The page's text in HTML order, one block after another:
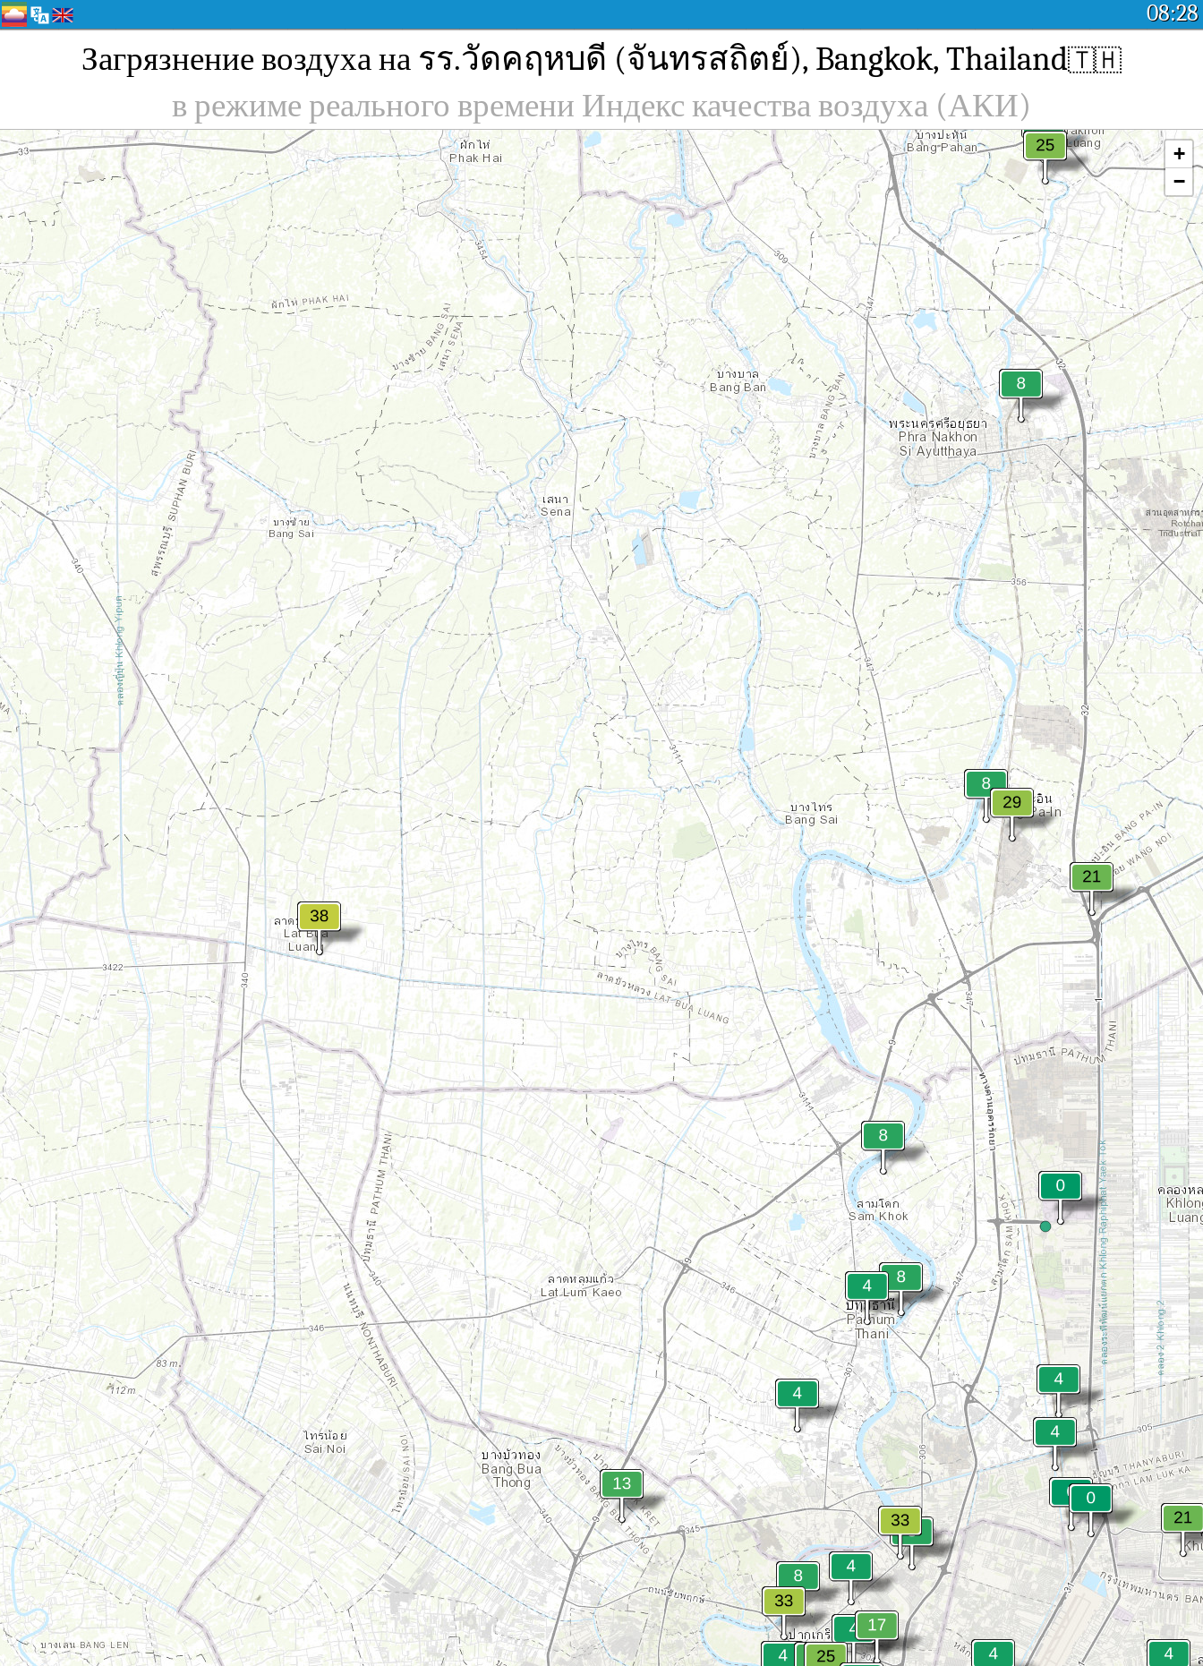
08:28
Загрязнение воздуха на รร.วัดคฤหบดี (จันทรสถิตย์), Bangkok, Thailand🇹🇭
в режиме реального времени Индекс качества воздуха (АКИ)
+
−